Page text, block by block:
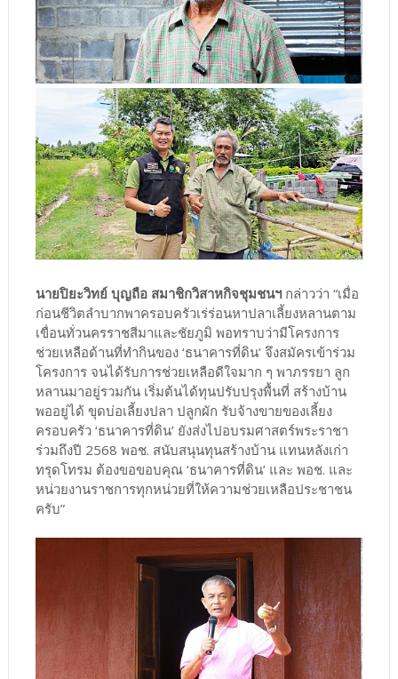
นายปิยะวิทย์ บุญถือ สมาชิกวิสาหกิจชุมชนฯกล่าวว่า “เมื่อ
ก่อนชีวิตลำบากพาครอบครัวเร่ร่อนหาปลาเลี้ยงหลานตาม
เขื่อนทั่วนครราชสีมาและชัยภูมิ พอทราบว่ามีโครงการ
ช่วยเหลือด้านที่ทำกินของ ‘ธนาคารที่ดิน’ จึงสมัครเข้าร่วม
โครงการ จนได้รับการช่วยเหลือดีใจมาก ๆ พาภรรยา ลูก
หลานมาอยู่รวมกัน เริ่มต้นได้ทุนปรับปรุงพื้นที่ สร้างบ้าน
พออยู่ได้ ขุดบ่อเลี้ยงปลา ปลูกผัก รับจ้างขายของเลี้ยง
ครอบครัว ‘ธนาคารที่ดิน’ ยังส่งไปอบรมศาสตร์พระราชา
ร่วมถึงปี 2568 พอช. สนับสนุนทุนสร้างบ้าน แทนหลังเก่า
ทรุดโทรม ต้องขอขอบคุณ ‘ธนาคารที่ดิน’ และ พอช. และ
หน่วยงานราชการทุกหน่วยที่ให้ความช่วยเหลือประชาชน
ครับ”